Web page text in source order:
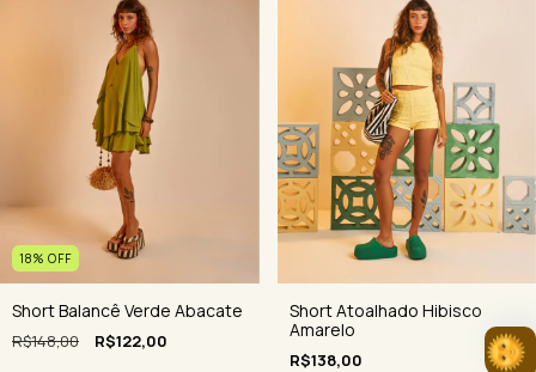
18% OFF
Short Balancê Verde Abacate
R$148,00 R$122,00
Short Atoalhado Hibisco
Amarelo
R$138,00